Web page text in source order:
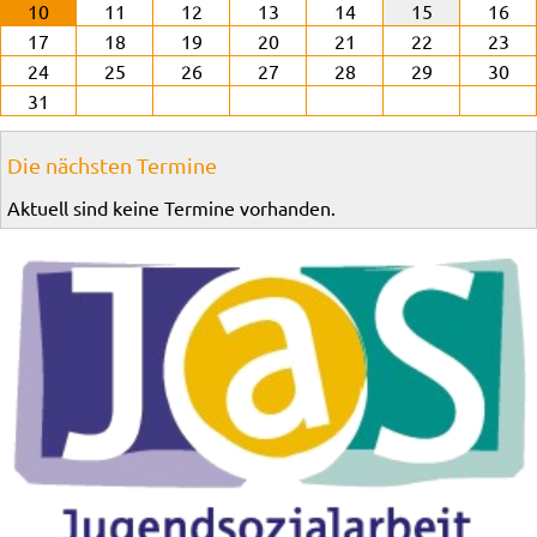
10
11 12 13 14 15
16
17
18 19 20 21 22
23
24
25 26 27 28 29
30
31
Die nächsten Termine
Aktuell sind keine Termine vorhanden.